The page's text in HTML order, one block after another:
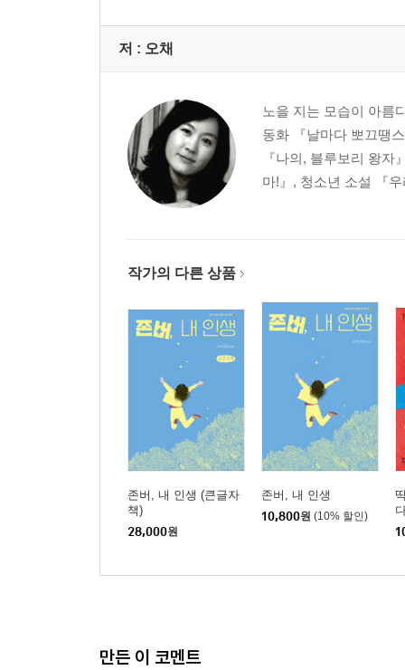
저 : 오채
노을 지는 모습이 아름
동화 『날마다 뽀끄땡
『나의, 블루보리 왕
마!』, 청소년 소설 『
작가의 다른 상품
존버, 내 인생 (큰글자
책)
28,000원
존버, 내 인생
10,800원 (10% 할인)
만든 이 코멘트